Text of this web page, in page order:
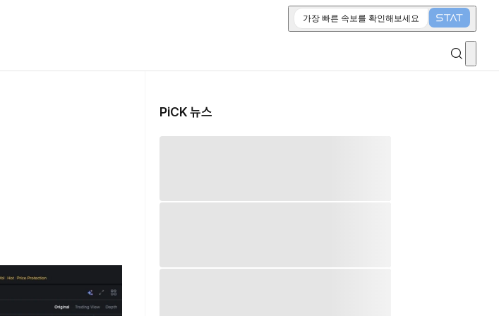
가장 빠른 속보를 확인해보세요
PiCK 뉴스